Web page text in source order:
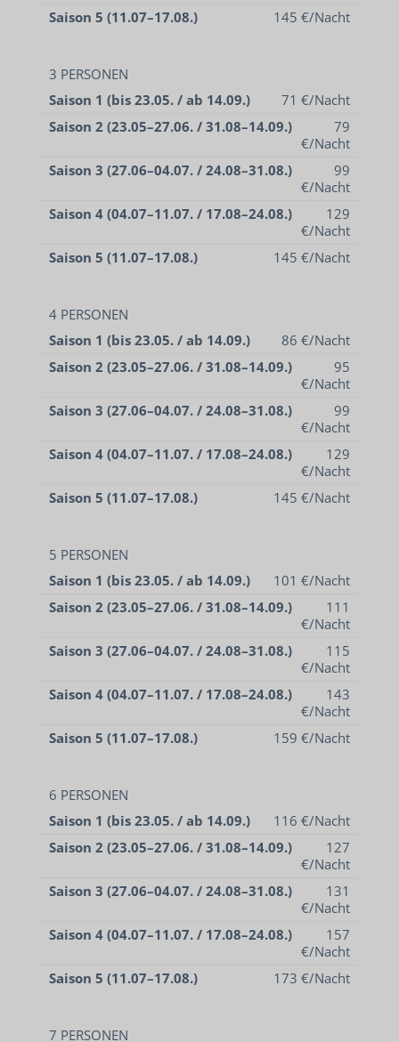
Saison 5 (11.07–17.08.)
145 €/Nacht
3 PERSONEN
Saison 1 (bis 23.05. / ab 14.09.)
71 €/Nacht
Saison 2 (23.05–27.06. / 31.08–14.09.)
79
€/Nacht
Saison 3 (27.06–04.07. / 24.08–31.08.)
99
€/Nacht
Saison 4 (04.07–11.07. / 17.08–24.08.)
129
€/Nacht
Saison 5 (11.07–17.08.)
145 €/Nacht
4 PERSONEN
Saison 1 (bis 23.05. / ab 14.09.)
86 €/Nacht
Saison 2 (23.05–27.06. / 31.08–14.09.)
95
€/Nacht
Saison 3 (27.06–04.07. / 24.08–31.08.)
99
€/Nacht
Saison 4 (04.07–11.07. / 17.08–24.08.)
129
€/Nacht
Saison 5 (11.07–17.08.)
145 €/Nacht
5 PERSONEN
Saison 1 (bis 23.05. / ab 14.09.)
101 €/Nacht
Saison 2 (23.05–27.06. / 31.08–14.09.)
111
€/Nacht
Saison 3 (27.06–04.07. / 24.08–31.08.)
115
€/Nacht
Saison 4 (04.07–11.07. / 17.08–24.08.)
143
€/Nacht
Saison 5 (11.07–17.08.)
159 €/Nacht
6 PERSONEN
Saison 1 (bis 23.05. / ab 14.09.)
116 €/Nacht
Saison 2 (23.05–27.06. / 31.08–14.09.)
127
€/Nacht
Saison 3 (27.06–04.07. / 24.08–31.08.)
131
€/Nacht
Saison 4 (04.07–11.07. / 17.08–24.08.)
157
€/Nacht
Saison 5 (11.07–17.08.)
173 €/Nacht
7 PERSONEN